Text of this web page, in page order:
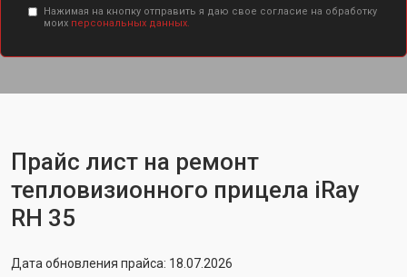
Нажимая на кнопку отправить я даю свое согласие на обработку
моих персональных данных.
Прайс лист на ремонт
тепловизионного прицела iRay
RH 35
Дата обновления прайса: 18.07.2026